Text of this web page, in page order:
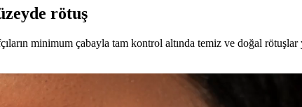
rötuş
minimum çabayla tam kontrol altında temiz ve doğal